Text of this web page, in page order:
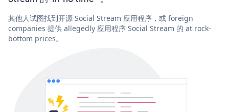
其他人试图找到开源 Social Stream 应用程序，或 foreign
companies 提供 allegedly 应用程序 Social Stream 的 at rock-
bottom prices。